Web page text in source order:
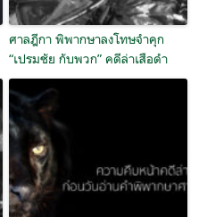
ศาลฎีกา พิพากษาลงโทษจำคุก
“เปรมชัย กับพวก” คดีล่าเสือดำ